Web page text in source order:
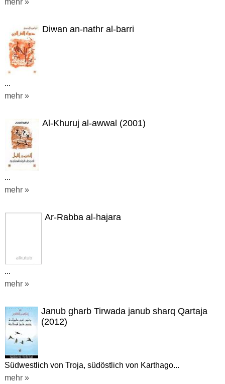
mehr »
Diwan an-nathr al-barri
...
mehr »
Al-Khuruj al-awwal (2001)
...
mehr »
Ar-Rabba al-hajara
...
mehr »
Janub gharb Tirwada janub sharq Qartaja
(2012)
Südwestlich von Troja, südöstlich von Karthago...
mehr »